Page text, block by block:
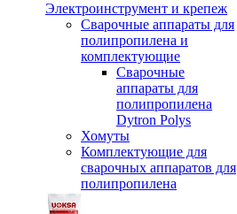
Электроинструмент и крепеж
Сварочные аппараты для
полипропилена и
комплектующие
Сварочные
аппараты для
полипропилена
Dytron Polys
Хомуты
Комплектующие для
сварочных аппаратов для
полипропилена